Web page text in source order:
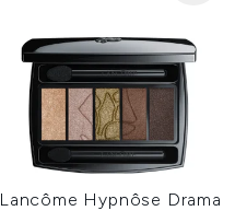
Lancôme Hypnôse Drama